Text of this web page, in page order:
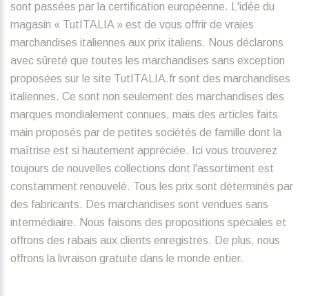
sont passées par la certification européenne. L'idée du
magasin « TutITALIA » est de vous offrir de vraies
marchandises italiennes aux prix italiens. Nous déclarons
avec sûreté que toutes les marchandises sans exception
proposées sur le site TutITALIA.fr sont des marchandises
italiennes. Ce sont non seulement des marchandises des
marques mondialement connues, mais des articles faits
main proposés par de petites sociétés de famille dont la
maîtrise est si hautement appréciée. Ici vous trouverez
toujours de nouvelles collections dont l'assortiment est
constamment renouvelé. Tous les prix sont déterminés par
des fabricants. Des marchandises sont vendues sans
intermédiaire. Nous faisons des propositions spéciales et
offrons des rabais aux clients enregistrés. De plus, nous
offrons la livraison gratuite dans le monde entier.